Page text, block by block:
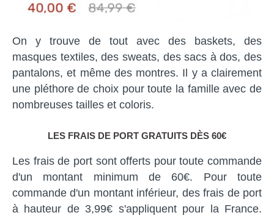
On y trouve de tout avec des baskets, des
masques textiles, des sweats, des sacs à dos, des
pantalons, et même des montres. Il y a clairement
une pléthore de choix pour toute la famille avec de
nombreuses tailles et coloris.
LES FRAIS DE PORT GRATUITS DÈS 60€
Les frais de port sont offerts pour toute commande
d'un montant minimum de 60€. Pour toute
commande d'un montant inférieur, des frais de port
à hauteur de 3,99€ s'appliquent pour la France.